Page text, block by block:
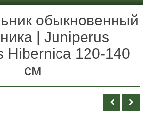
обыкновенный
| Juniperus
Hibernica 120-140
см